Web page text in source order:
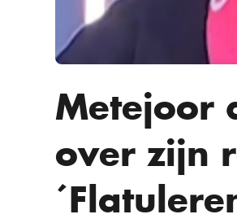
Metejoor
over zijn